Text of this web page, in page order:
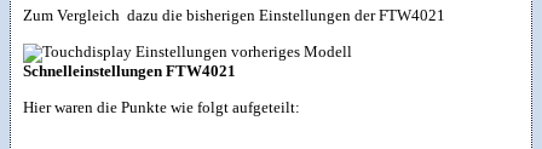
Zum Vergleich dazu die bisherigen Einstellungen der FTW4021
Schnelleinstellungen FTW4021
Hier waren die Punkte wie folgt aufgeteilt: